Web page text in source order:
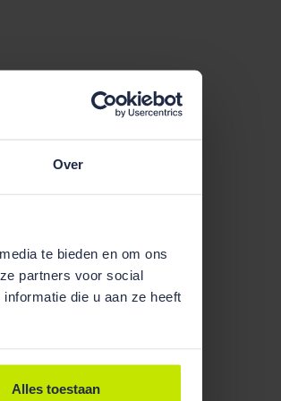
Over
te bieden en om ons
partners voor social
die u aan ze heeft
Alles toestaan